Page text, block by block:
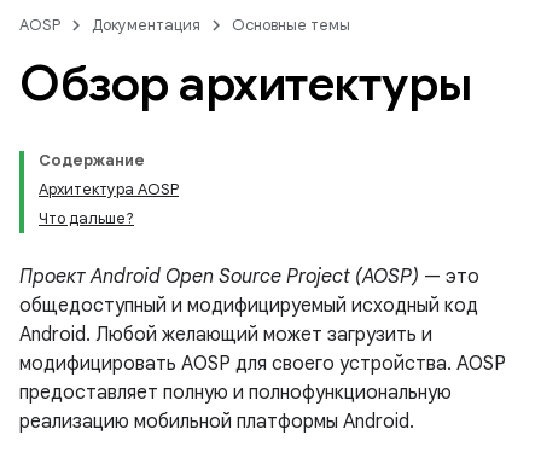
AOSP Документация Основные темы
Обзор архитектуры
Содержание
Архитектура AOSP
Что дальше?
Проект Android Open Source Project (AOSP) — это
общедоступный и модифицируемый исходный код
Android. Любой желающий может загрузить и
модифицировать AOSP для своего устройства. AOSP
предоставляет полную и полнофункциональную
реализацию мобильной платформы Android.